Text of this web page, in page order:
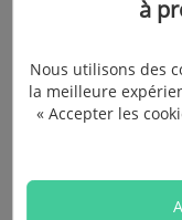
à
Nous utilisons des
la meilleure
« Accepter les